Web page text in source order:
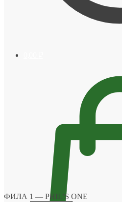
ФИЛА 1 — PHIL’S ONE